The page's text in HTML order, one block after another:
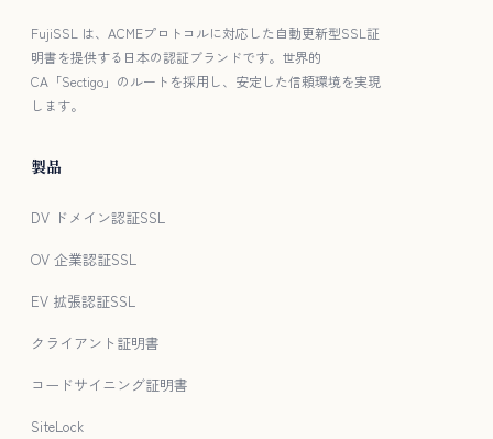
FujiSSL は、ACMEプロトコルに対応した自動更新型SSL証
明書を提供する日本の認証ブランドです。世界的
CA「Sectigo」のルートを採用し、安定した信頼環境を実現
します。
製品
DV ドメイン認証SSL
OV 企業認証SSL
EV 拡張認証SSL
クライアント証明書
コードサイニング証明書
SiteLock